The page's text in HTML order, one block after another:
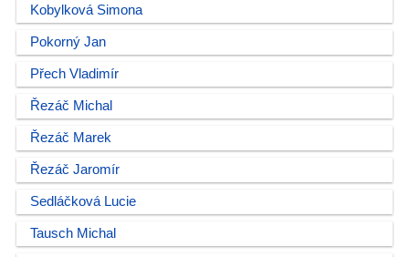
Kobylková Simona
Pokorný Jan
Přech Vladimír
Řezáč Michal
Řezáč Marek
Řezáč Jaromír
Sedláčková Lucie
Tausch Michal